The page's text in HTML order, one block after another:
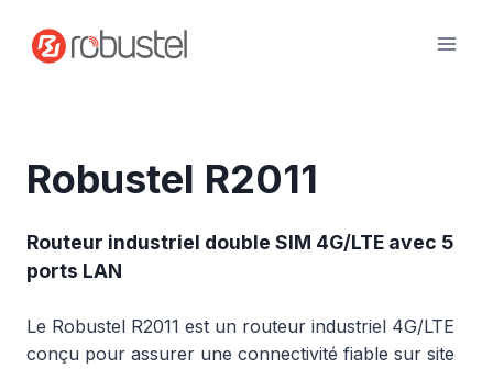
contenu
Robustel R2011
Routeur industriel double SIM 4G/LTE avec 5
ports LAN
Le Robustel R2011 est un routeur industriel 4G/LTE
conçu pour assurer une connectivité fiable sur site